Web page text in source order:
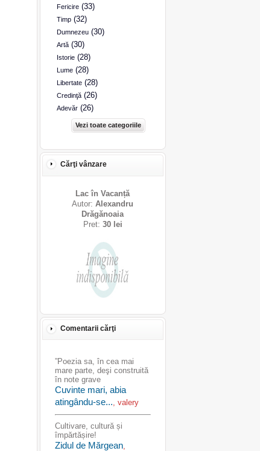
Fericire(33)
Timp(32)
Dumnezeu(30)
Artă(30)
Istorie(28)
Lume(28)
Libertate(28)
Credinţă(26)
Adevăr(26)
Vezi toate categoriile
Cărţi vânzare
Lac în Vacanță
Autor: Alexandru
Drăgănoaia
Pret: 30 lei
Comentarii cărţi
”Poezia sa, în cea mai
mare parte, deşi construită
în note grave
Cuvinte mari, abia
atingându-se..., valery
Cultivare, cultură și
împărtășire!
Zidul de Mărgean,